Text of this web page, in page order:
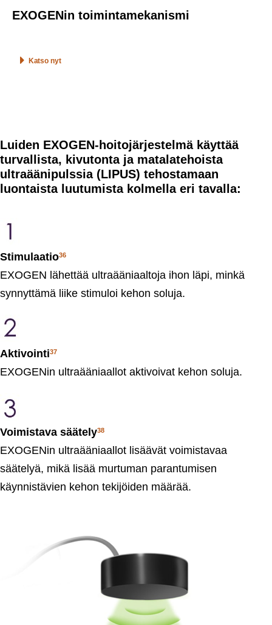
EXOGENin toimintamekanismi
Katso nyt
Luiden EXOGEN-hoitojärjestelmä käyttää
turvallista, kivutonta ja matalatehoista
ultraäänipulssia (LIPUS) tehostamaan
luontaista luutumista kolmella eri tavalla:
Stimulaatio36
EXOGEN lähettää ultraääniaaltoja ihon läpi, minkä
synnyttämä liike stimuloi kehon soluja.
Aktivointi37
EXOGENin ultraääniaallot aktivoivat kehon soluja.
Voimistava säätely38
EXOGENin ultraääniaallot lisäävät voimistavaa
säätelyä, mikä lisää murtuman parantumisen
käynnistävien kehon tekijöiden määrää.